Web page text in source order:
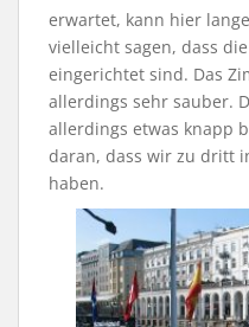
erwartet, kann hier
vielleicht sagen, dass
eingerichtet sind. Das
allerdings sehr sauber.
allerdings etwas knapp
daran, dass wir zu dritt
haben.